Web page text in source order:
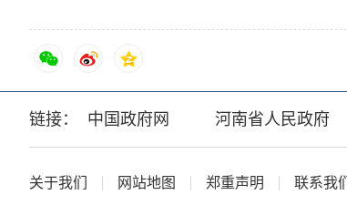
链接： 中国政府网 河南省人民政府
关于我们 网站地图 郑重声明 联系我们